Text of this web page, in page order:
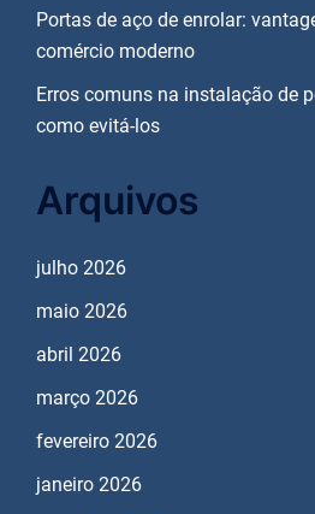
Portas de aço de enrolar:
comércio moderno
Erros comuns na instalação de
como evitá-los
Arquivos
julho 2026
maio 2026
abril 2026
março 2026
fevereiro 2026
janeiro 2026